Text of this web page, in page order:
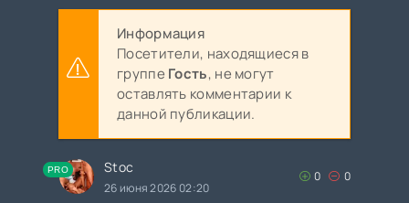
Информация
Посетители, находящиеся в
группе Гость, не могут
оставлять комментарии к
данной публикации.
PRO Stoc
26 июня 2026 02:20
0 0